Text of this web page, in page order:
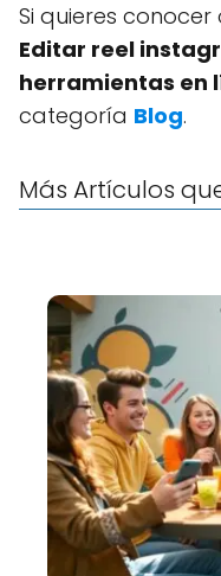
Si quieres
Editar reel
herramientas en
categoría Blog.
Más Artículos